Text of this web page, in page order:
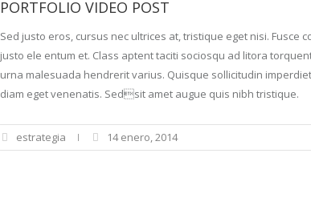
PORTFOLIO VIDEO POST
Sed justo eros, cursus nec ultrices at, tristique eget nisi.
justo ele entum et. Class aptent taciti sociosqu ad litora
urna malesuada hendrerit varius. Quisque sollicitudin
diam eget venenatis. Sedsit amet augue quis nibh tristique.
estrategia 14 enero, 2014